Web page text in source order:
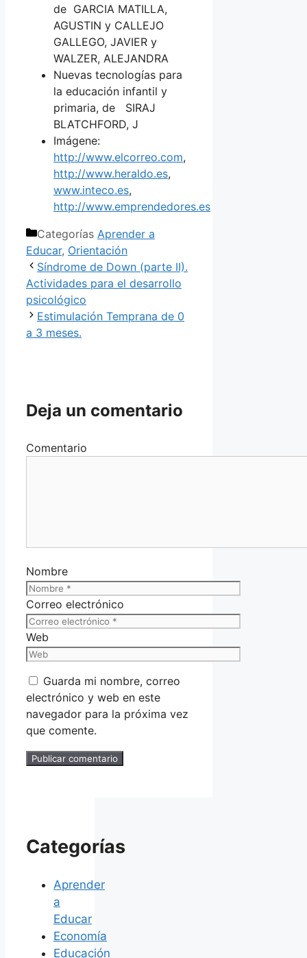
de GARCIA MATILLA,
AGUSTIN y CALLEJO
GALLEGO, JAVIER y
WALZER, ALEJANDRA
Nuevas tecnologías para
la educación infantil y
primaria, de SIRAJ
BLATCHFORD, J
Imágene:
http://www.elcorreo.com,
http://www.heraldo.es,
www.inteco.es,
http://www.emprendedores.es
Categorías Aprender a
Educar, Orientación
Síndrome de Down (parte II).
Actividades para el desarrollo
psicológico
Estimulación Temprana de 0
a 3 meses.
Deja un comentario
Comentario
Nombre
Correo electrónico
Web
Guarda mi nombre, correo
electrónico y web en este
navegador para la próxima vez
que comente.
Categorías
Aprender
a
Educar
Economía
Educación